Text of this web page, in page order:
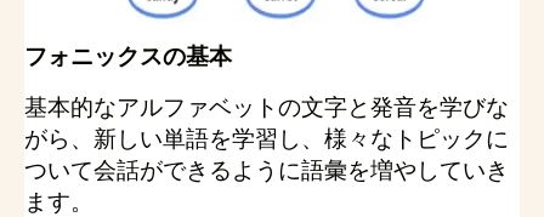
フォニックスの基本
基本的なアルファベットの文字と発音を学びな
がら、新しい単語を学習し、様々なトピックに
ついて会話ができるように語彙を増やしていき
ます。